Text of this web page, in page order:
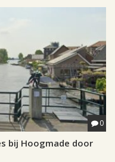
0
bij Hoogmade door